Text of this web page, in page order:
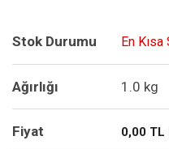
Stok Durumu En Kısa
Ağırlığı 1.0 kg
Fiyat 0,00 TL